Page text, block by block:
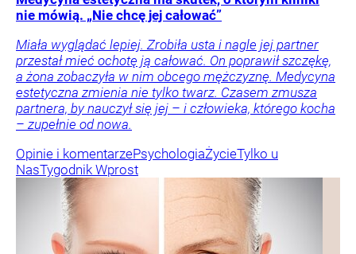
nie mówią. „Nie chcę jej całować”
Miała wyglądać lepiej. Zrobiła usta i nagle jej partner
przestał mieć ochotę ją całować. On poprawił szczękę,
a żona zobaczyła w nim obcego mężczyznę. Medycyna
estetyczna zmienia nie tylko twarz. Czasem zmusza
partnera, by nauczył się jej – i człowieka, którego kocha
– zupełnie od nowa.
Opinie i komentarzePsychologiaŻycieTylko u
NasTygodnik Wprost